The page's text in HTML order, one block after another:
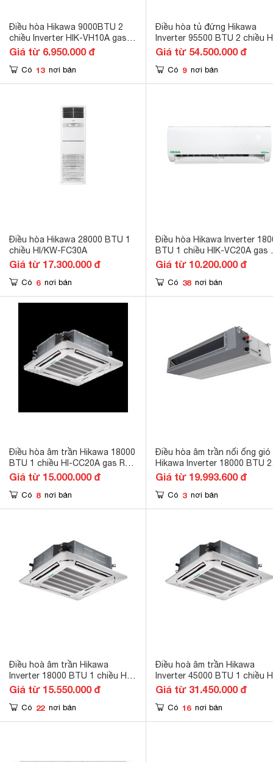
Điều hòa Hikawa 9000BTU 2
chiều Inverter HIK-VH10A gas
R32
Giá từ 6.950.000 đ
Có 13 nơi bán
Điều hòa tủ đứng Hikawa
Inverter 95500 BTU 2 chiều
FH100AT/HO-FH100AT gas
Giá từ 54.500.000 đ
Có 9 nơi bán
Điều hòa Hikawa 28000 BTU 1
chiều HI/KW-FC30A
Giá từ 17.300.000 đ
Có 6 nơi bán
Điều hòa Hikawa Inverter
BTU 1 chiều HIK-VC20A gas
32
Giá từ 10.200.000 đ
Có 38 nơi bán
Điều hòa âm trần Hikawa 18000
BTU 1 chiều HI-CC20A gas R-
32
Giá từ 15.000.000 đ
Có 8 nơi bán
Điều hòa âm trần nối ống gió
Hikawa Inverter 18000 BTU 2
chiều HI-DH20AT gas R410A
Giá từ 19.993.600 đ
Có 3 nơi bán
Điều hoà âm trần Hikawa
Inverter 18000 BTU 1 chiều HI-
CC20AT/HO-CC20AT gas R-32
Giá từ 15.550.000 đ
Có 22 nơi bán
Điều hoà âm trần Hikawa
Inverter 45000 BTU 1 chiều
CC50MV/HO-CC50MV gas
Giá từ 31.450.000 đ
Có 16 nơi bán